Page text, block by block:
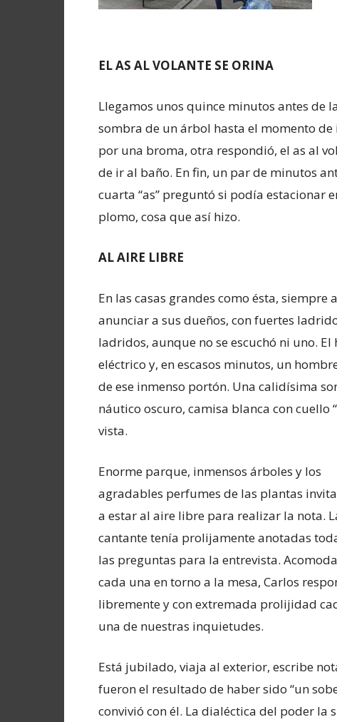
EL AS AL VOLANTE SE ORINA
Llegamos unos quince minutos antes de
sombra de un árbol hasta el momento
por una broma, otra respondió, el as al
de ir al baño. En fin, un par de minutos
cuarta “as” preguntó si podía estacionar
plomo, cosa que así hizo.
AL AIRE LIBRE
En las casas grandes como ésta,
anunciar a sus dueños, con fuertes
ladridos, aunque no se escuchó ni uno.
eléctrico y, en escasos minutos, un
de ese inmenso portón. Una calidísima
náutico oscuro, camisa blanca con cuello
vista.
Enorme parque, inmensos árboles y los
agradables perfumes de las plantas
a estar al aire libre para realizar la nota.
cantante tenía prolijamente anotadas
las preguntas para la entrevista.
cada una en torno a la mesa, Carlos
libremente y con extremada prolijidad
una de nuestras inquietudes.
Está jubilado, viaja al exterior, escribe
fueron el resultado de haber sido “un
convivió con él. La dialéctica del poder la